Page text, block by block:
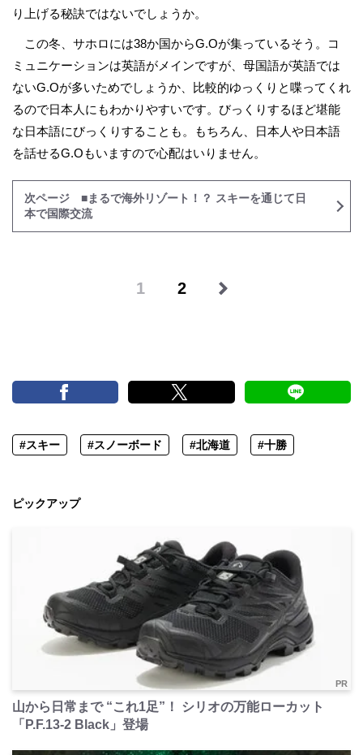
り上げる秘訣ではないでしょうか。
この冬、サホロには38か国からG.Oが集っているそう。コ
ミュニケーションは英語がメインですが、母国語が英語では
ないG.Oが多いためでしょうか、比較的ゆっくりと喋ってくれ
るので日本人にもわかりやすいです。びっくりするほど堪能
な日本語にびっくりすることも。もちろん、日本人や日本語
を話せるG.Oもいますので心配はいりません。
次ページ ■まるで海外リゾート！？ スキーを通じて日
本で国際交流
1 2
#スキー #スノーボード #北海道 #十勝
ピックアップ
PR
山から日常まで “これ1足”！ シリオの万能ローカット
「P.F.13-2 Black」登場